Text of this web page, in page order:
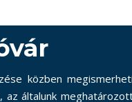
közben
az általunk